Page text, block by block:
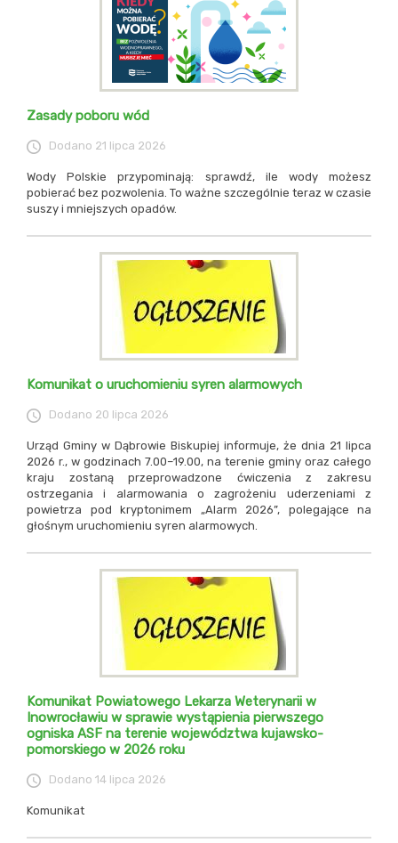
Zasady poboru wód
Dodano 21 lipca 2026
Wody Polskie przypominają: sprawdź, ile wody możesz
pobierać bez pozwolenia. To ważne szczególnie teraz w czasie
suszy i mniejszych opadów.
Komunikat o uruchomieniu syren alarmowych
Dodano 20 lipca 2026
Urząd Gminy w Dąbrowie Biskupiej informuje, że dnia 21 lipca
2026 r., w godzinach 7.00–19.00, na terenie gminy oraz całego
kraju zostaną przeprowadzone ćwiczenia z zakresu
ostrzegania i alarmowania o zagrożeniu uderzeniami z
powietrza pod kryptonimem „Alarm 2026”, polegające na
głośnym uruchomieniu syren alarmowych.
Komunikat Powiatowego Lekarza Weterynarii w
Inowrocławiu w sprawie wystąpienia pierwszego
ogniska ASF na terenie województwa kujawsko-
pomorskiego w 2026 roku
Dodano 14 lipca 2026
Komunikat